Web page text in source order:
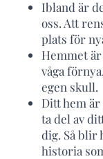
Ibland är
oss. Att
plats för
Hemmet
våga
egen skull.
Ditt hem
ta del av
dig. Så blir
historia